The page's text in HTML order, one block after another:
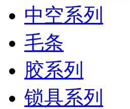
中空系列
毛条
胶系列
锁具系列